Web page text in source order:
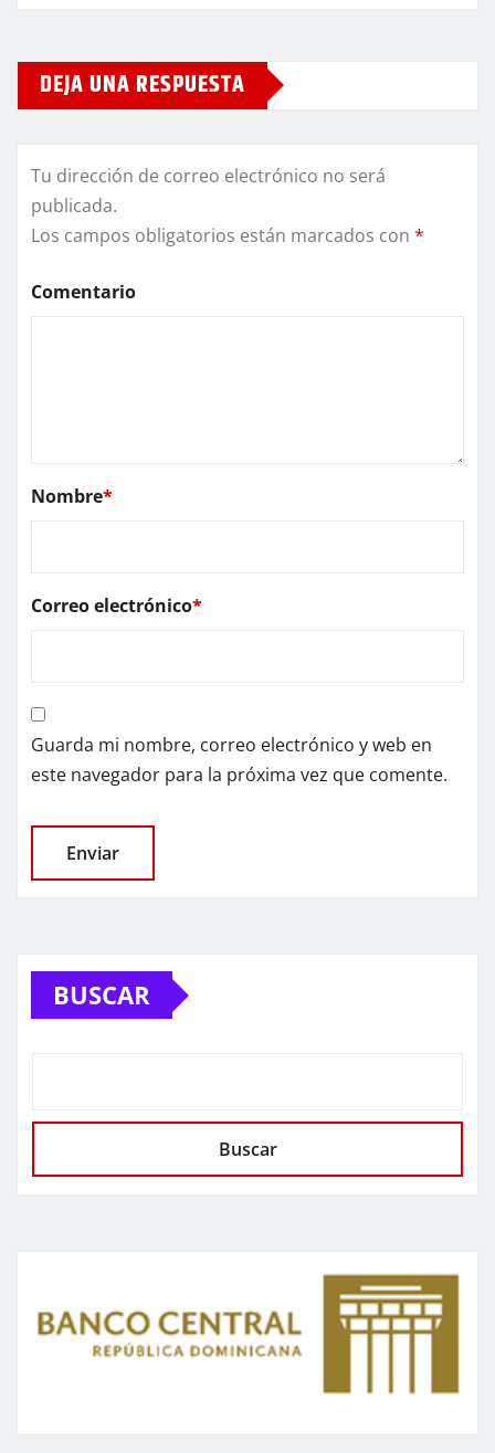
DEJA UNA RESPUESTA
Tu dirección de correo electrónico no será
publicada.
Los campos obligatorios están marcados con *
Comentario
Nombre*
Correo electrónico*
Guarda mi nombre, correo electrónico y web en
este navegador para la próxima vez que comente.
BUSCAR
Buscar